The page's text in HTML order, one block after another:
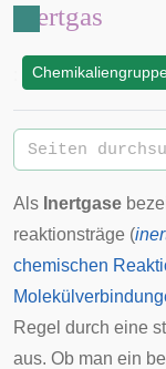
Inertgas
Als Inertgase
reaktionsträge (
chemischen
Regel durch eine
aus. Ob man ein